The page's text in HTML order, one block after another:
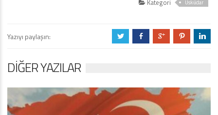
Kategori Üsküdar
Yazıyı paylaşın: a b c d j
DIĞER YAZILAR